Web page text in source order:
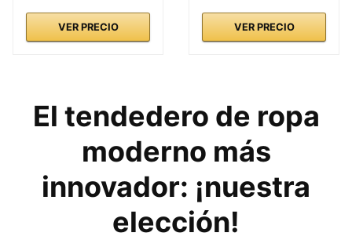
VER PRECIO VER PRECIO
El tendedero de ropa
moderno más
innovador: ¡nuestra
elección!